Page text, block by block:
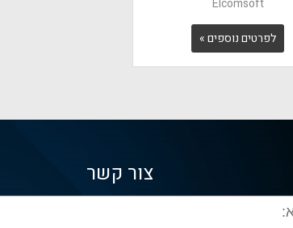
Elcomsoft
לפרטים נוספים »
צור קשר